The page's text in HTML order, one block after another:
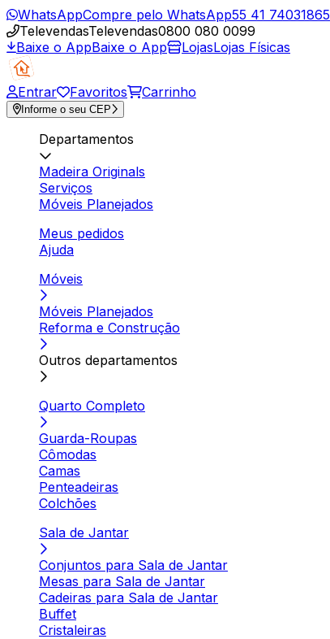
WhatsAppCompre pelo WhatsApp55 41 74031865
TelevendasTelevendas0800 080 0099
Baixe o AppBaixe o App LojasLojas Físicas
Entrar Favoritos Carrinho
Informe o seu CEP
Departamentos
Madeira Originals
Serviços
Móveis Planejados
Meus pedidos
Ajuda
Móveis
Móveis Planejados
Reforma e Construção
Outros departamentos
Quarto Completo
Guarda-Roupas
Cômodas
Camas
Penteadeiras
Colchões
Sala de Jantar
Conjuntos para Sala de Jantar
Mesas para Sala de Jantar
Cadeiras para Sala de Jantar
Buffet
Cristaleiras